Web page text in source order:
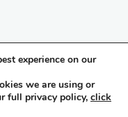
experience on our
we are using or
full privacy policy, click